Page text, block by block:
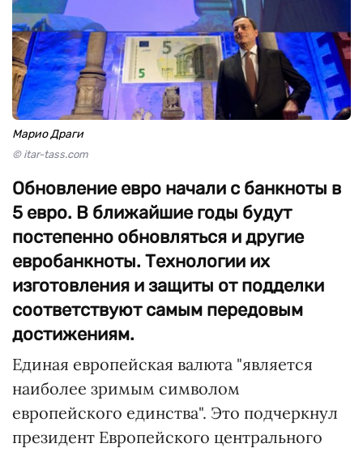
Марио Драги
© itar-tass.com
Обновление евро начали с банкноты в
5 евро. В ближайшие годы будут
постепенно обновляться и другие
евробанкноты. Технологии их
изготовления и защиты от подделки
соответствуют самым передовым
достижениям.
Единая европейская валюта "является
наиболее зримым символом
европейского единства". Это подчеркнул
президент Европейского центрального